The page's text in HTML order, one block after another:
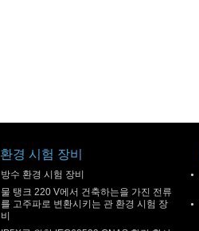
환경 시험 장비
방수 환경 시험 장비
물 탱크 220 V에서 건축하는을 가진 전류
를 고주파로 변환시키는 관 환경 시험 장
비